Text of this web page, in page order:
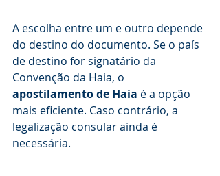
A escolha entre um e outro depende
do destino do documento. Se o país
de destino for signatário da
Convenção da Haia, o
apostilamento de Haia é a opção
mais eficiente. Caso contrário, a
legalização consular ainda é
necessária.